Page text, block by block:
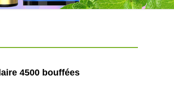
4500 bouffées